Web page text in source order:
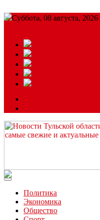
Суббота, 08 августа, 2026
Читайте последние новости
Политика
Экономика
Общество